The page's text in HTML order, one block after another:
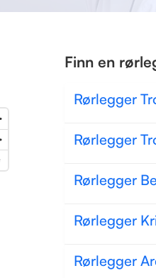
Finn en
Rørlegger
Rørlegger
Rørlegger
Rørlegger
Rørlegger